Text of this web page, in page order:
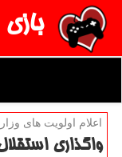
اعلام اولویت های
واگذاری